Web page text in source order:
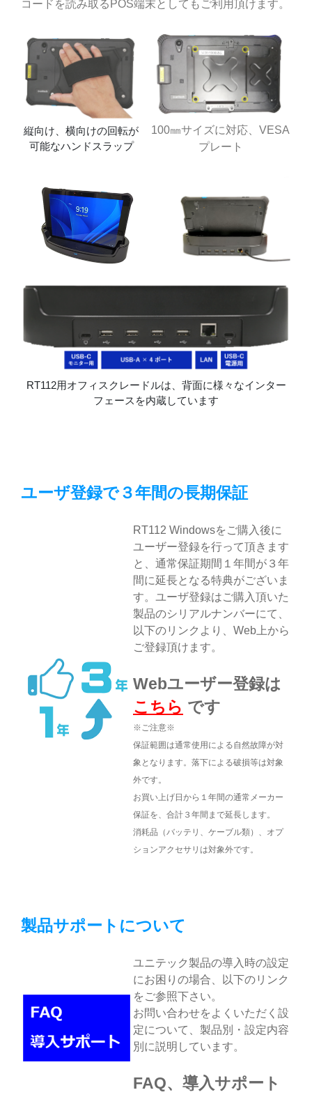
コードを読み取るPOS端末としてもご利用頂けます。
縦向け、横向けの回転が
可能なハンドスラップ
100㎜サイズに対応、VESA
プレート
RT112用オフィスクレードルは、背面に様々なインター
フェースを内蔵しています
ユーザ登録で３年間の長期保証
RT112 Windowsをご購入後に
ユーザー登録を行って頂きます
と、通常保証期間１年間が３年
間に延長となる特典がございま
す。ユーザ登録はご購入頂いた
製品のシリアルナンバーにて、
以下のリンクより、Web上から
ご登録頂けます。
Webユーザー登録は
こちら です
※ご注意※
保証範囲は通常使用による自然故障が対
象となります。 落下による破損等は対象
外です。
お買い上げ日から１年間の通常メーカー
保証を、合計３年間まで延長します。
消耗品（バッテリ、ケーブル類）、オプ
ションアクセサリは対象外です。
製品サポートについて
ユニテック製品の導入時の設定
にお困りの場合、以下のリンク
をご参照下さい。
お問い合わせをよくいただく設
定について、製品別・設定内容
別に説明しています。
FAQ、導入サポート